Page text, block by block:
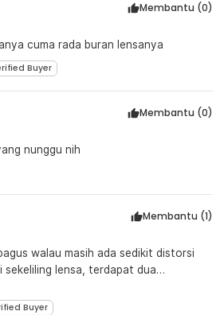
Membantu (0)
cuma rada buran lensanya
Buyer
Membantu (0)
nunggu nih
Membantu (1)
walau masih ada sedikit distorsi
lensa, terdapat dua
dan sebelah mata kanan untuk
bisa diatur kenyamanan-nya.
Buyer